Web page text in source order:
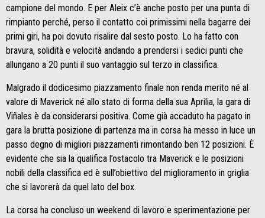
campione del mondo. E per Aleix c’è anche posto per una punta di
rimpianto perché, perso il contatto coi primissimi nella bagarre dei
primi giri, ha poi dovuto risalire dal sesto posto. Lo ha fatto con
bravura, solidità e velocità andando a prendersi i sedici punti che
allungano a 20 punti il suo vantaggio sul terzo in classifica.
Malgrado il dodicesimo piazzamento finale non renda merito né al
valore di Maverick né allo stato di forma della sua Aprilia, la gara di
Viñales è da considerarsi positiva. Come già accaduto ha pagato in
gara la brutta posizione di partenza ma in corsa ha messo in luce un
passo degno di migliori piazzamenti rimontando ben 12 posizioni. È
evidente che sia la qualifica l’ostacolo tra Maverick e le posizioni
nobili della classifica ed è sull’obiettivo del miglioramento in griglia
che si lavorerà da quel lato del box.
La corsa ha concluso un weekend di lavoro e sperimentazione per